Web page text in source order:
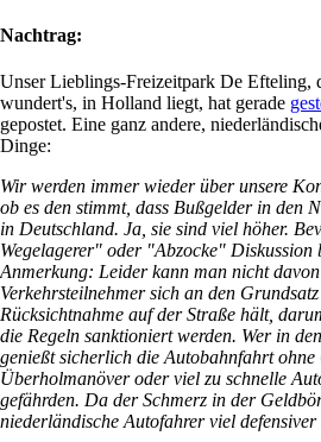
Nachtrag:
Unser Lieblings-Freizeitpark De Efteling,
wundert's, in Holland liegt, hat gerade
gepostet. Eine ganz andere,
Dinge:
Wir werden immer wieder über unsere
ob es den stimmt, dass Bußgelder in den
in Deutschland. Ja, sie sind viel höher.
Wegelagerer" oder "Abzocke" Diskussion
Anmerkung: Leider kann man nicht
Verkehrsteilnehmer sich an den
Rücksichtnahme auf der Straße hält,
die Regeln sanktioniert werden. Wer in
genießt sicherlich die Autobahnfahrt
Überholmanöver oder viel zu schnelle
gefährden. Da der Schmerz in der
niederländische Autofahrer viel defensiver